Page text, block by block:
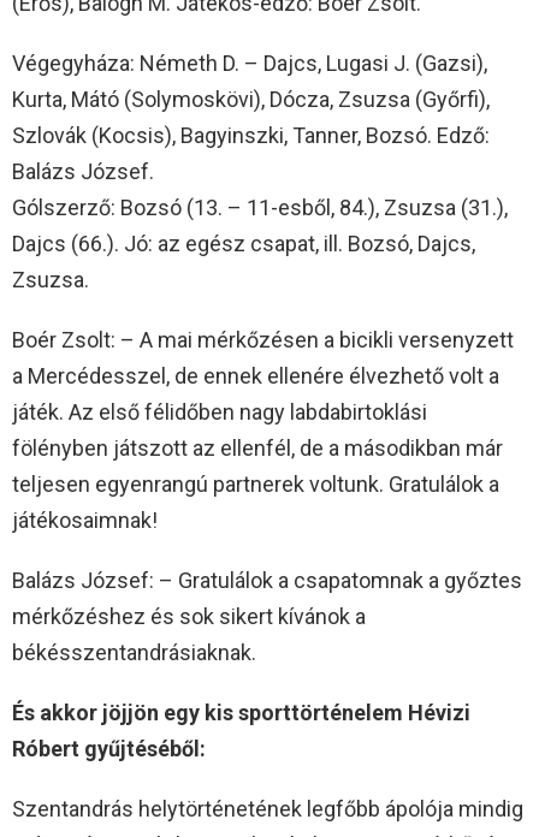
Végegyháza: Németh D. – Dajcs, Lugasi J. (Gazsi),
Kurta, Mátó (Solymoskövi), Dócza, Zsuzsa (Győrfi),
Szlovák (Kocsis), Bagyinszki, Tanner, Bozsó. Edző:
Balázs József.
Gólszerző: Bozsó (13. – 11-esből, 84.), Zsuzsa (31.),
Dajcs (66.). Jó: az egész csapat, ill. Bozsó, Dajcs,
Zsuzsa.
Boér Zsolt: – A mai mérkőzésen a bicikli versenyzett
a Mercédesszel, de ennek ellenére élvezhető volt a
játék. Az első félidőben nagy labdabirtoklási
fölényben játszott az ellenfél, de a másodikban már
teljesen egyenrangú partnerek voltunk. Gratulálok a
játékosaimnak!
Balázs József: – Gratulálok a csapatomnak a győztes
mérkőzéshez és sok sikert kívánok a
békésszentandrásiaknak.
És akkor jöjjön egy kis sporttörténelem Hévizi
Róbert gyűjtéséből:
Szentandrás helytörténetének legfőbb ápolója mindig